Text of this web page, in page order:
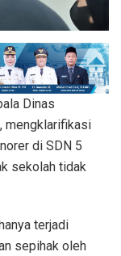
Dinas
mengklarifikasi
di SDN 5
sekolah tidak
terjadi
sepihak oleh